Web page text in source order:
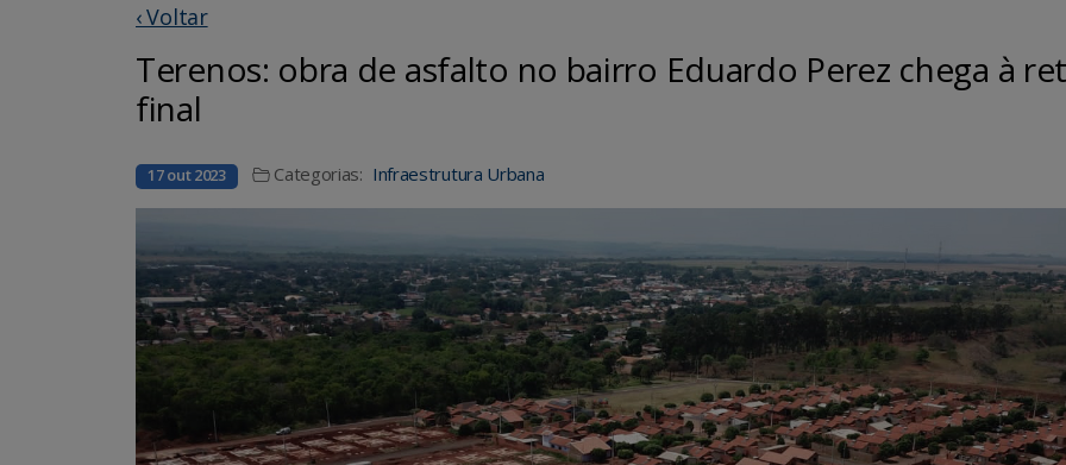
‹ Voltar
Terenos: obra de asfalto no bairro Eduardo Perez chega à
final
17 out 2023 Categorias: Infraestrutura Urbana